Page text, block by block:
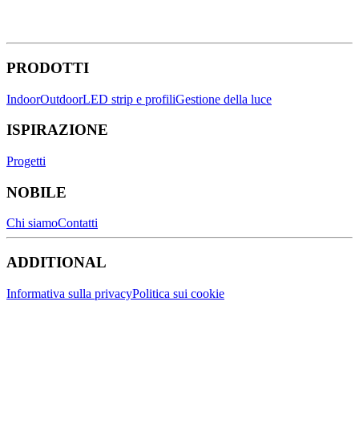
PRODOTTI
IndoorOutdoorLED strip e profiliGestione della luce
ISPIRAZIONE
Progetti
NOBILE
Chi siamoContatti
ADDITIONAL
Informativa sulla privacyPolitica sui cookie